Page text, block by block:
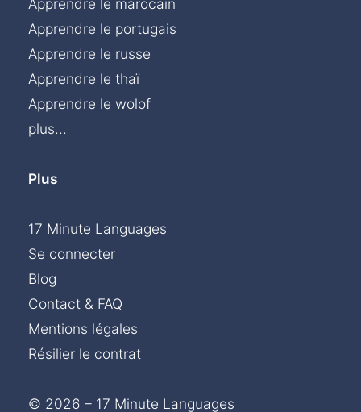
Apprendre le marocain
Apprendre le portugais
Apprendre le russe
Apprendre le thaï
Apprendre le wolof
plus...
Plus
17 Minute Languages
Se connecter
Blog
Contact & FAQ
Mentions légales
Résilier le contrat
© 2026 – 17 Minute Languages